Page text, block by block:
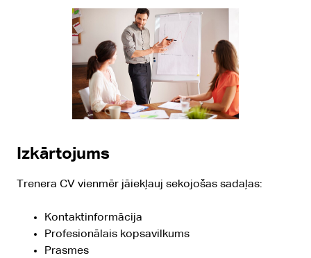
Izkārtojums
Trenera CV vienmēr jāiekļauj sekojošas sadaļas:
Kontaktinformācija
Profesionālais kopsavilkums
Prasmes